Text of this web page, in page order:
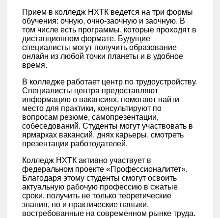
Прием в колледж НХТК ведется на три формы
обучения: очную, очно-заочную и заочную. В
том числе есть программы, которые проходят в
дистанционном формате. Будущие
специалисты могут получить образование
онлайн из любой точки планеты и в удобное
время.
В колледже работает центр по трудоустройству.
Специалисты центра предоставляют
информацию о вакансиях, помогают найти
место для практики, консультируют по
вопросам резюме, самопрезентации,
собеседований. Студенты могут участвовать в
ярмарках вакансий, днях карьеры, смотреть
презентации работодателей.
Колледж НХТК активно участвует в
федеральном проекте «Профессионалитет».
Благодаря этому студенты смогут освоить
актуальную рабочую профессию в сжатые
сроки, получить не только теоретические
знания, но и практические навыки,
востребованные на современном рынке труда.